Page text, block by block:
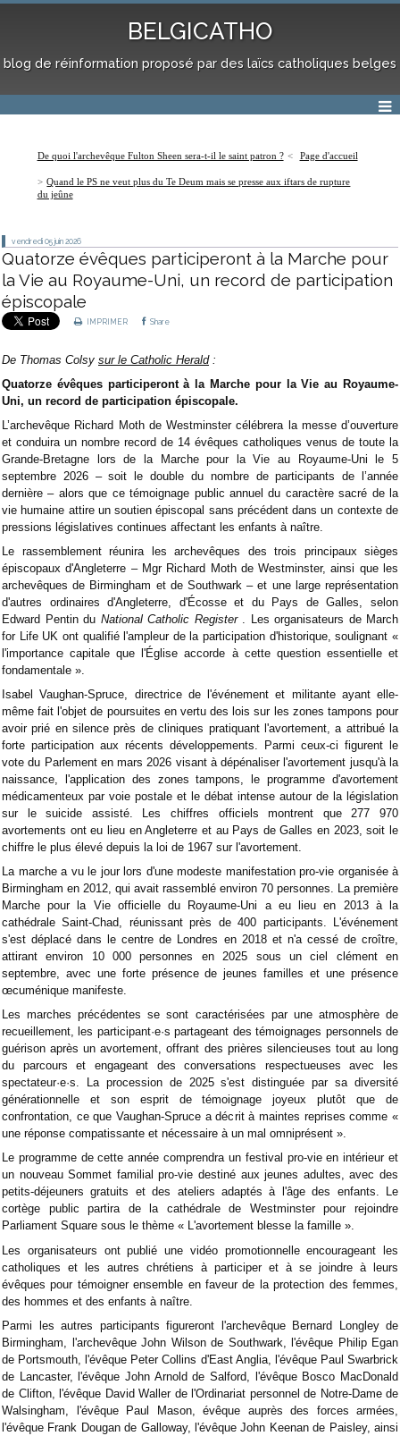
BELGICATHO
blog de réinformation proposé par des laïcs catholiques belges
De quoi l'archevêque Fulton Sheen sera-t-il le saint patron ? Page d'accueil
Quand le PS ne veut plus du Te Deum mais se presse aux iftars de rupture
du jeûne
vendredi 05 juin 2026
Quatorze évêques participeront à la Marche pour
la Vie au Royaume-Uni, un record de participation
épiscopale
IMPRIMER Share
De Thomas Colsy sur le Catholic Herald:
Quatorze évêques participeront à la Marche pour la Vie au Royaume-
Uni, un record de participation épiscopale.
L’archevêque Richard Moth de Westminster célébrera la messe d’ouverture
et conduira un nombre record de 14 évêques catholiques venus de toute la
Grande-Bretagne lors de la Marche pour la Vie au Royaume-Uni le 5
septembre 2026 – soit le double du nombre de participants de l’année
dernière – alors que ce témoignage public annuel du caractère sacré de la
vie humaine attire un soutien épiscopal sans précédent dans un contexte de
pressions législatives continues affectant les enfants à naître.
Le rassemblement réunira les archevêques des trois principaux sièges
épiscopaux d'Angleterre – Mgr Richard Moth de Westminster, ainsi que les
archevêques de Birmingham et de Southwark – et une large représentation
d'autres ordinaires d'Angleterre, d'Écosse et du Pays de Galles, selon
Edward Pentin du National Catholic Register. Les organisateurs de March
for Life UK ont qualifié l'ampleur de la participation d'historique, soulignant «
l'importance capitale que l'Église accorde à cette question essentielle et
fondamentale ».
Isabel Vaughan-Spruce, directrice de l'événement et militante ayant elle-
même fait l'objet de poursuites en vertu des lois sur les zones tampons pour
avoir prié en silence près de cliniques pratiquant l'avortement, a attribué la
forte participation aux récents développements. Parmi ceux-ci figurent le
vote du Parlement en mars 2026 visant à dépénaliser l'avortement jusqu'à la
naissance, l'application des zones tampons, le programme d'avortement
médicamenteux par voie postale et le débat intense autour de la législation
sur le suicide assisté. Les chiffres officiels montrent que 277 970
avortements ont eu lieu en Angleterre et au Pays de Galles en 2023, soit le
chiffre le plus élevé depuis la loi de 1967 sur l'avortement.
La marche a vu le jour lors d'une modeste manifestation pro-vie organisée à
Birmingham en 2012, qui avait rassemblé environ 70 personnes. La première
Marche pour la Vie officielle du Royaume-Uni a eu lieu en 2013 à la
cathédrale Saint-Chad, réunissant près de 400 participants. L'événement
s'est déplacé dans le centre de Londres en 2018 et n'a cessé de croître,
attirant environ 10 000 personnes en 2025 sous un ciel clément en
septembre, avec une forte présence de jeunes familles et une présence
œcuménique manifeste.
Les marches précédentes se sont caractérisées par une atmosphère de
recueillement, les participant·e·s partageant des témoignages personnels de
guérison après un avortement, offrant des prières silencieuses tout au long
du parcours et engageant des conversations respectueuses avec les
spectateur·e·s. La procession de 2025 s'est distinguée par sa diversité
générationnelle et son esprit de témoignage joyeux plutôt que de
confrontation, ce que Vaughan-Spruce a décrit à maintes reprises comme «
une réponse compatissante et nécessaire à un mal omniprésent ».
Le programme de cette année comprendra un festival pro-vie en intérieur et
un nouveau Sommet familial pro-vie destiné aux jeunes adultes, avec des
petits-déjeuners gratuits et des ateliers adaptés à l'âge des enfants. Le
cortège public partira de la cathédrale de Westminster pour rejoindre
Parliament Square sous le thème « L'avortement blesse la famille ».
Les organisateurs ont publié une vidéo promotionnelle encourageant les
catholiques et les autres chrétiens à participer et à se joindre à leurs
évêques pour témoigner ensemble en faveur de la protection des femmes,
des hommes et des enfants à naître.
Parmi les autres participants figureront l'archevêque Bernard Longley de
Birmingham, l'archevêque John Wilson de Southwark, l'évêque Philip Egan
de Portsmouth, l'évêque Peter Collins d'East Anglia, l'évêque Paul Swarbrick
de Lancaster, l'évêque John Arnold de Salford, l'évêque Bosco MacDonald
de Clifton, l'évêque David Waller de l'Ordinariat personnel de Notre-Dame de
Walsingham, l'évêque Paul Mason, évêque auprès des forces armées,
l'évêque Frank Dougan de Galloway, l'évêque John Keenan de Paisley, ainsi